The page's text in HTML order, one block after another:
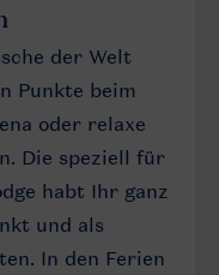
der Welt
Punkte beim
oder relaxe
Die speziell für
habt Ihr ganz
und als
In den Ferien